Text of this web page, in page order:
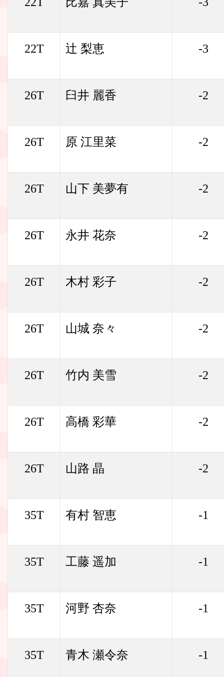
22T 辻 梨恵 -3
26T 臼井 麗香 -2
26T 原 江里菜 -2
26T 山下 美夢有 -2
26T 永井 花奈 -2
26T 木村 彩子 -2
26T 山城 奈々 -2
26T 竹内 美雪 -2
26T 高橋 彩華 -2
26T 山路 晶 -2
35T 有村 智恵 -1
35T 工藤 遥加 -1
35T 河野 杏奈 -1
35T 青木 瀬令奈 -1